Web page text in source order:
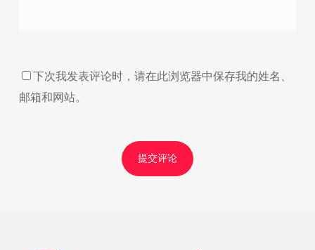
下次我发表评论时，请在此浏览器中保存我的姓名、
邮箱和网站。